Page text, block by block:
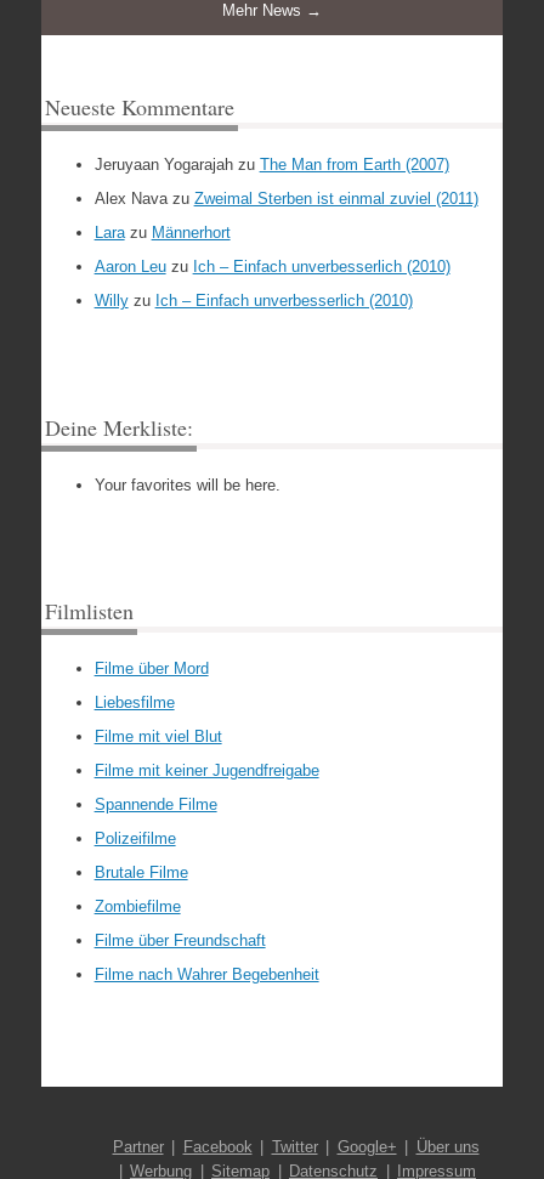
Mehr News →
Neueste Kommentare
Jeruyaan Yogarajahzu The Man from Earth (2007)
Alex Navazu Zweimal Sterben ist einmal zuviel (2011)
Larazu Männerhort
Aaron Leuzu Ich – Einfach unverbesserlich (2010)
Willyzu Ich – Einfach unverbesserlich (2010)
Deine Merkliste:
Your favorites will be here.
Filmlisten
Filme über Mord
Liebesfilme
Filme mit viel Blut
Filme mit keiner Jugendfreigabe
Spannende Filme
Polizeifilme
Brutale Filme
Zombiefilme
Filme über Freundschaft
Filme nach Wahrer Begebenheit
Partner Facebook Twitter Google+
Über uns
Werbung
Sitemap Datenschutz Impressum